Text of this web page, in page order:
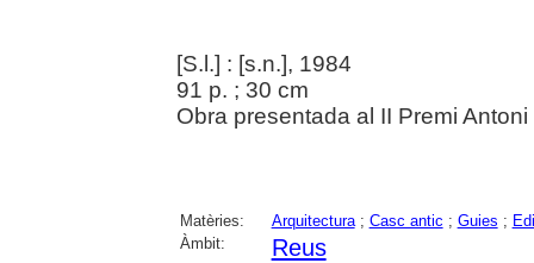
[S.l.] : [s.n.], 1984
91 p. ; 30 cm
Obra presentada al II Premi
Matèries: Arquitectura; Casc antic ; Guies ;
Àmbit:
Reus